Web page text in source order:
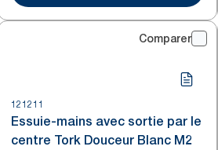
Comparer
121211
Essuie-mains avec sortie par le
centre Tork Douceur Blanc M2